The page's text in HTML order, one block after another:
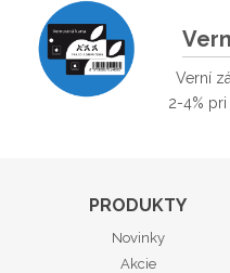
Verní
2-4%
PRODUKTY
Novinky
Akcie